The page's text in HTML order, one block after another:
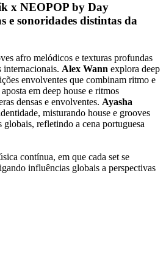
x NEOPOP by Day
e sonoridades distintas da
afro melódicos e texturas profundas
internacionais. Alex Wann explora deep
envolventes que combinam ritmo e
aposta em deep house e ritmos
densas e envolventes. Ayasha
misturando house e grooves
refletindo a cena portuguesa
contínua, em que cada set se
influências globais a perspectivas